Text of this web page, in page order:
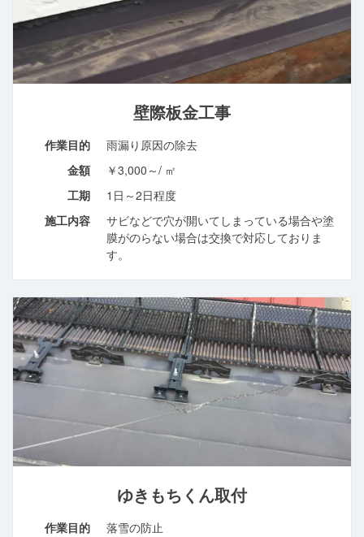
壁際板金工事
作業目的
雨漏り原因の除去
金額
￥3,000～/ ㎡
工期
1日～2日程度
施工内容
サビなどで穴が開いてしまっている場合や塗
膜がのらない場合は交換で対応しておりま
す。
ゆきもちくん取付
作業目的
落雪の防止